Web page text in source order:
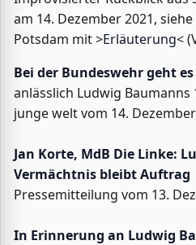
am 14. Dezember 2021,
Potsdam mit >Erläuterung<
Bei der Bundeswehr geht
anlässlich Ludwig Baumanns
junge welt vom 14.
Jan Korte, MdB Die Linke:
Vermächtnis bleibt Auftrag
Pressemitteilung vom 13.
In Erinnerung an Ludwig